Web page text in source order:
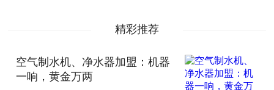
精彩推荐
空气制水机、净水器加盟：机器
一响，黄金万两